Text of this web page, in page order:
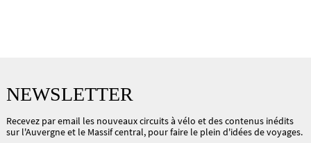
NEWSLETTER
Recevez par email les nouveaux circuits à vélo et des contenus inédits
sur l'Auvergne et le Massif central, pour faire le plein d'idées de voyages.